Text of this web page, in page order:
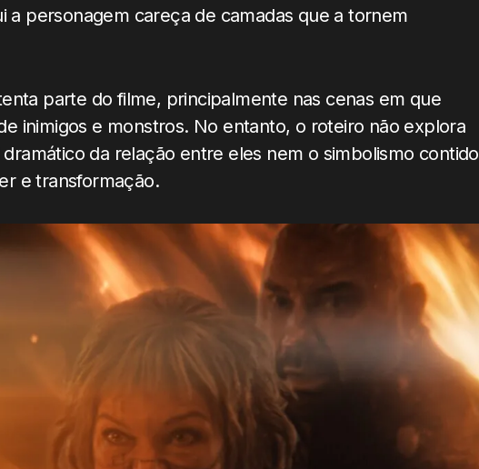
a personagem careça de camadas que a tornem
parte do filme, principalmente nas cenas em que
inimigos e monstros. No entanto, o roteiro não explora
da relação entre eles nem o simbolismo contido
e transformação.